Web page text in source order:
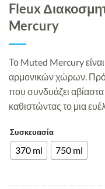
Fleux
Mercury
Το Muted Mercury είναι
αρμονικών χώρων.
που συνδυάζει αβίαστα
καθιστώντας το μια
Συσκευασία
370 ml 750 ml